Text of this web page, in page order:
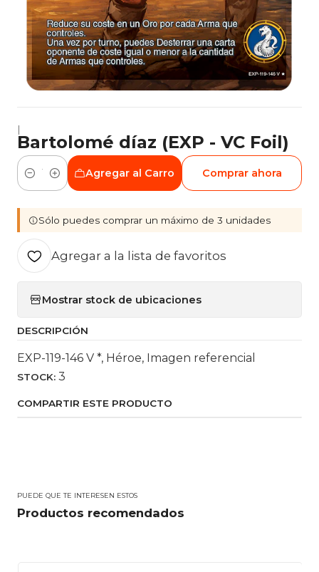
|
Bartolomé díaz (EXP - VC Foil)
Cantidad
Agregar al Carro Comprar ahora
Sólo puedes comprar un máximo de 3 unidades
Agregar a la lista de favoritos
Mostrar stock de ubicaciones
DESCRIPCIÓN
EXP-119-146 V *, Héroe, Imagen referencial
STOCK: 3
COMPARTIR ESTE PRODUCTO
PUEDE QUE TE INTERESEN ESTOS
Productos recomendados